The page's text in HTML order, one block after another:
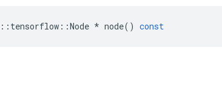
:: tensorflow ::Node * node() const